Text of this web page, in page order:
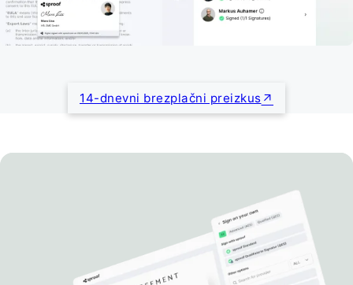
14-dnevni brezplačni preizkus